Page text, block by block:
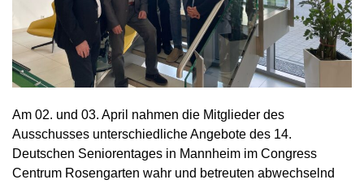
Am 02. und 03. April nahmen die Mitglieder des
Ausschusses unterschiedliche Angebote des 14.
Deutschen Seniorentages in Mannheim im Congress
Centrum Rosengarten wahr und betreuten abwechselnd